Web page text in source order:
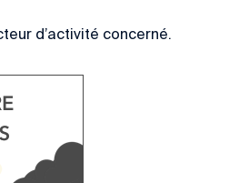
d’activité concerné.